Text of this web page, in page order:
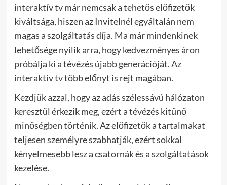
interaktív tv már nemcsak a tehetős előfizetők
kiváltsága, hiszen az Invitelnél egyáltalán nem
magas a szolgáltatás díja. Ma már mindenkinek
lehetősége nyílik arra, hogy kedvezményes áron
próbálja ki a tévézés újabb generációját. Az
interaktív tvtöbb előnyt is rejt magában.
Kezdjük azzal, hogy az adás szélessávú hálózaton
keresztül érkezik meg, ezért a tévézés kitűnő
minőségben történik. Az előfizetők a tartalmakat
teljesen személyre szabhatják, ezért sokkal
kényelmesebb lesz a csatornák és a szolgáltatások
kezelése.